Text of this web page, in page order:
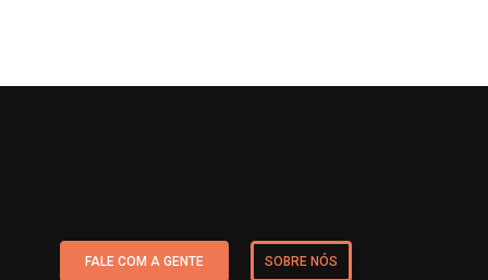
FALE COM A GENTE SOBRE NÓS